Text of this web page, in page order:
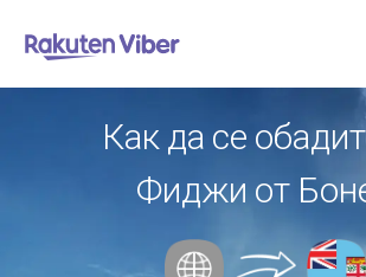
Как да се
Фиджи от